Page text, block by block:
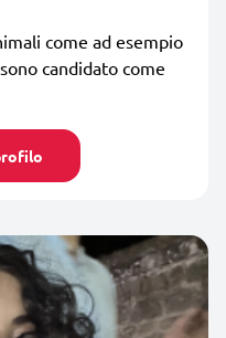
come ad esempio
candidato come